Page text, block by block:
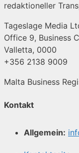
redaktioneller
Tageslage Media
Office 9, Business
Valletta, 0000
+356 2138 9009
Malta Business
Kontakt
Allgemein: